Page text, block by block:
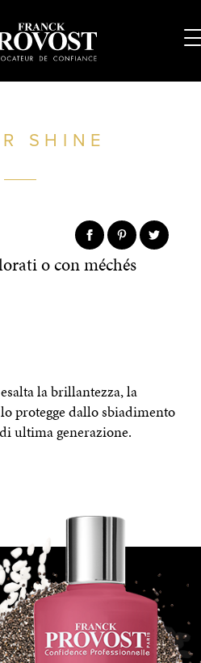
SHINE
o con méchés
la brillantezza, la
protegge dallo sbiadimento
ultima generazione.